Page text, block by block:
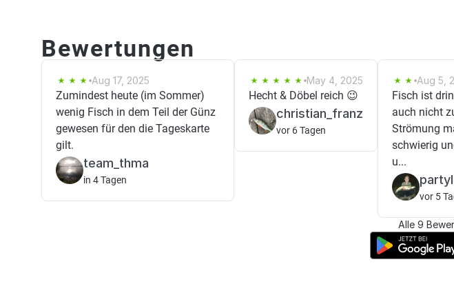
Bewertungen
Aug 17, 2025
Zumindest heute (im Sommer)
wenig Fisch in dem Teil der Günz
gewesen für den die Tageskarte
gilt.
team_thma
in 4 Tagen
May 4, 2025
Hecht & Döbel reich 😉
christian_franz
vor 6 Tagen
Aug 5,
Fisch ist
auch nicht
Strömung
schwierig
u...
vor 5
Alle 9